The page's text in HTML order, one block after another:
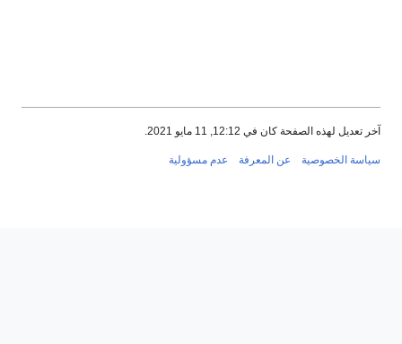
آخر تعديل لهذه الصفحة كان في 12:12, 11 مايو 2021.
سياسة الخصوصية عن المعرفة عدم مسؤولية